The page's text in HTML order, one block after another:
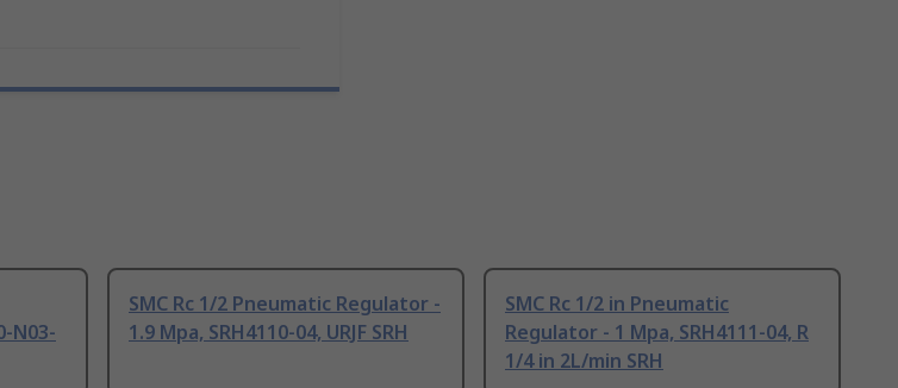
N03-
SMC Rc 1/2 Pneumatic Regulator -
1.9 Mpa, SRH4110-04, URJF SRH
SMC Rc 1/2 in Pneumatic
Regulator - 1 Mpa, SRH4111-04, R
1/4 in 2L/min SRH